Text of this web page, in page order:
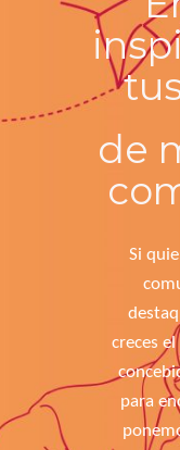
de
Si
creces
para